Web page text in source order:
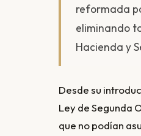
reformada
eliminando
Hacienda y
Desde su introducción en 2015 y especialmente tras la reforma de septiembre de 2022, la
Ley de Segunda
que no podían